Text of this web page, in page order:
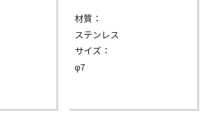
材質：
ステンレス
サイズ：
φ7